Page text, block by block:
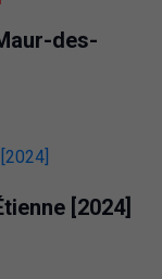
des-
[2024]